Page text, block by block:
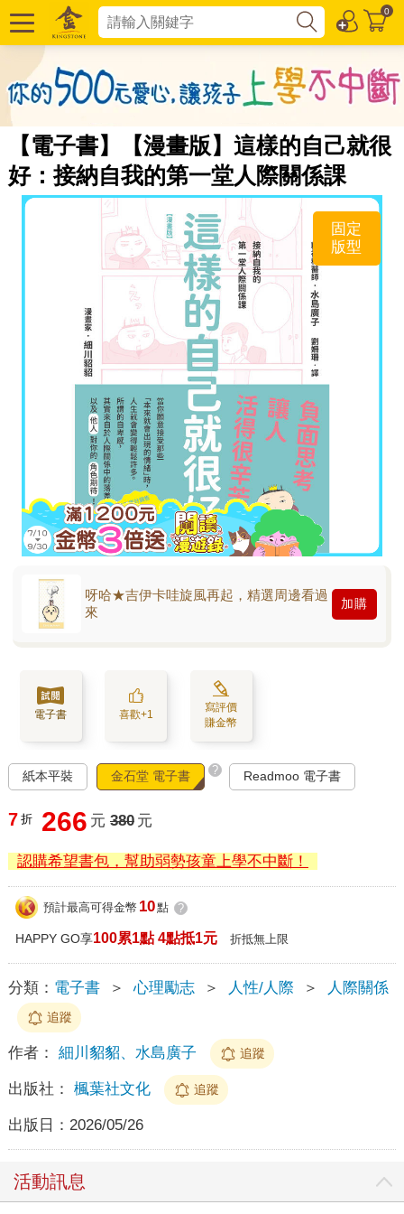
0
【電子書】【漫畫版】這樣的自己就很
好：接納自我的第一堂人際關係課
固定
版型
呀哈★吉伊卡哇旋風再起，精選周邊看過
來
加購
電子書 喜歡+1
寫評價
賺金幣
紙本平裝 金石堂 電子書 ? Readmoo 電子書
7 折 266 元 380 元
認購希望書包，幫助弱勢孩童上學不中斷！
預計最高可得金幣 10點 ?
HAPPY GO享100累1點 4點抵1元 折抵無上限
分類： 電子書 ＞ 心理勵志 ＞ 人性/人際 ＞ 人際關係
追蹤
作者： 細川貂貂、水島廣子 追蹤
出版社： 楓葉社文化 追蹤
出版日： 2026/05/26
活動訊息